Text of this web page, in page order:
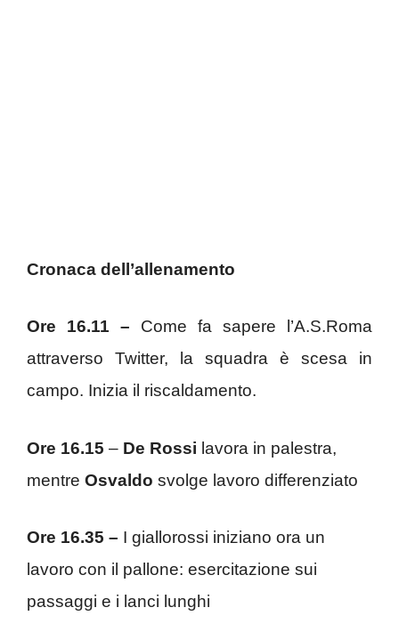
Cronaca dell’allenamento
Ore 16.11 – Come fa sapere l’A.S.Roma
attraverso Twitter, la squadra è scesa in
campo. Inizia il riscaldamento.
Ore 16.15 – De Rossi lavora in palestra,
mentre Osvaldo svolge lavoro differenziato
Ore 16.35 – I giallorossi iniziano ora un
lavoro con il pallone: esercitazione sui
passaggi e i lanci lunghi